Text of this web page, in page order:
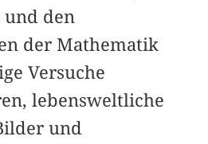
und den
der Mathematik
Versuche
lebensweltliche
und